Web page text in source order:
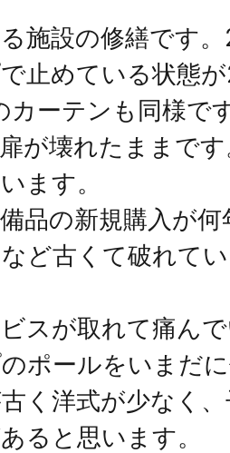
施設の修繕です
止めている状態
カーテンも同様で
が壊れたままで
ます。
品の新規購入が
ど古くて破れて
スが取れて痛ん
ポールをいまだ
く洋式が少なく
ると思います。